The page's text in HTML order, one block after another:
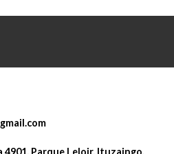
Parque Leloir, Ituzaingo.